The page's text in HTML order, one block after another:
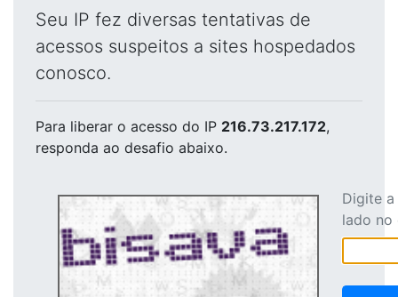
Seu IP fez diversas tentativas de
acessos suspeitos a sites hospedados
conosco.
Para liberar o acesso do IP 216.73.217.172,
responda ao desafio abaixo.
Digite
lado no